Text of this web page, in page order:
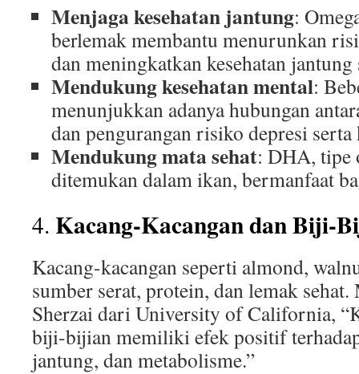
Menjaga kesehatan jantung:
berlemak membantu menurunkan
dan meningkatkan kesehatan jantung
Mendukung kesehatan mental:
menunjukkan adanya hubungan
dan pengurangan risiko depresi serta
Mendukung mata sehat: DHA, tipe
ditemukan dalam ikan, bermanfaat
4. Kacang-Kacangan dan Biji-
Kacang-kacangan seperti almond,
sumber serat, protein, dan lemak
Sherzai dari University of California,
biji-bijian memiliki efek positif
jantung, dan metabolisme.”